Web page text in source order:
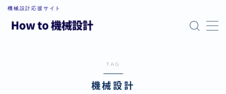
機械設計応援サイト
利用規約／特定商取引法に基づく表記
TAG
機械設計